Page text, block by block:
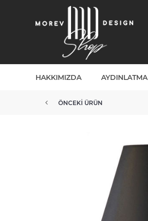
HAKKIMIZDA AYDINLATMA
ÖNCEKI ÜRÜN